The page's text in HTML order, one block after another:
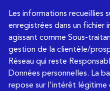
Les informations recueillies
enregistrées dans un fichier
agissant comme Sous-
gestion de la clientèle/
Réseau qui reste
Données personnelles. La
repose sur l'intérêt légitime